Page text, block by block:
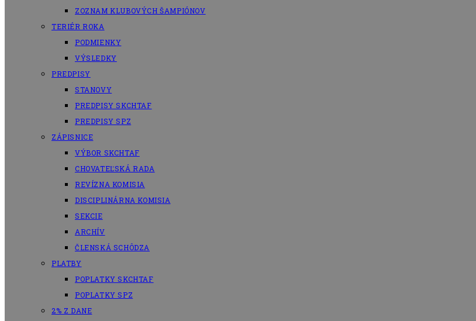
ZOZNAM KLUBOVÝCH ŠAMPIÓNOV
TERIÉR ROKA
PODMIENKY
VÝSLEDKY
PREDPISY
STANOVY
PREDPISY SKCHTAF
PREDPISY SPZ
ZÁPISNICE
VÝBOR SKCHTAF
CHOVATEĽSKÁ RADA
REVÍZNA KOMISIA
DISCIPLINÁRNA KOMISIA
SEKCIE
ARCHÍV
ČLENSKÁ SCHÔDZA
PLATBY
POPLATKY SKCHTAF
POPLATKY SPZ
2% Z DANE